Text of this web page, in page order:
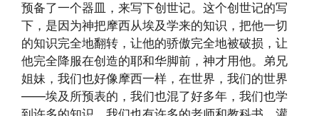
预备了一个器皿，来写下创世记。这个创世记的写
下，是因为神把摩西从埃及学来的知识，把他一切
的知识完全地翻转，让他的骄傲完全地被破损，让
他完全降服在创造的耶和华脚前，神才用他。弟兄
姐妹，我们也好像摩西一样，在世界，我们的世界
——埃及所预表的，我们也混了好多年，我们也学